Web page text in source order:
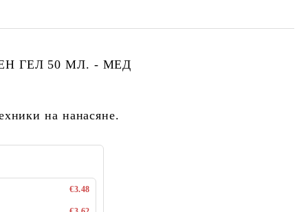
ГЕЛ 50 МЛ. - МЕД
на нанасяне.
€3.48